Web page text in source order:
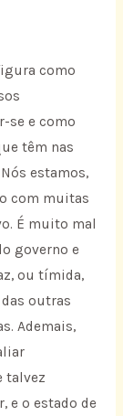
como
se e como
têm nas
estamos,
com muitas
É muito mal
governo e
ou tímida,
outras
Ademais,
talvez
e o estado de